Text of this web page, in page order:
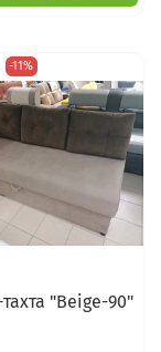
-11%
"Beige-90"